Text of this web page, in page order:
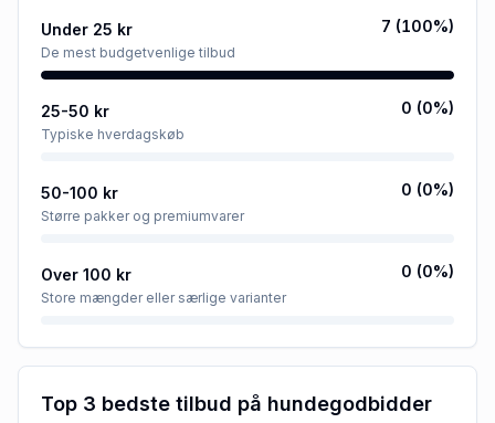
Under 25 kr
De mest budgetvenlige tilbud
7 (100%)
25-50 kr
Typiske hverdagskøb
0 (0%)
50-100 kr
Større pakker og premiumvarer
0 (0%)
Over 100 kr
Store mængder eller særlige varianter
0 (0%)
Top 3 bedste tilbud på hundegodbidder